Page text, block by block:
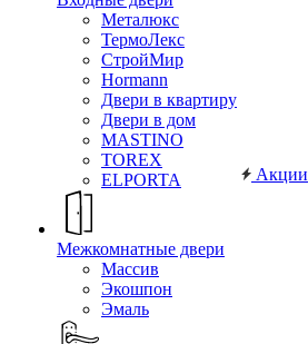
Металюкс
ТермоЛекс
СтройМир
Hormann
Двери в квартиру
Двери в дом
MASTINO
TOREX
ELPORTA
Межкомнатные двери
Массив
Экошпон
Эмаль
Акции